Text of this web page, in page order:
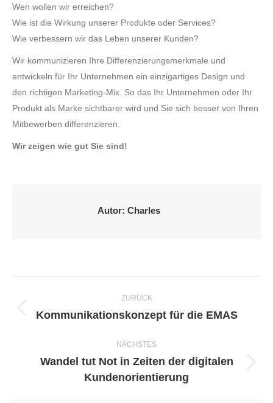
Wen wollen wir erreichen?
Wie ist die Wirkung unserer Produkte oder Services?
Wie verbessern wir das Leben unserer Kunden?
Wir kommunizieren Ihre Differenzierungsmerkmale und
entwickeln für Ihr Unternehmen ein einzigartiges Design und
den richtigen Marketing-Mix. So das Ihr Unternehmen oder Ihr
Produkt als Marke sichtbarer wird und Sie sich besser von Ihren
Mitbewerben differenzieren.
Wir zeigen wie gut Sie sind!
Autor: Charles
Kommentarnavigation
ZURÜCK
Vorheriger
Kommunikationskonzept für die EMAS
NÄCHSTES
Wandel tut Not in Zeiten der digitalen
Kundenorientierung